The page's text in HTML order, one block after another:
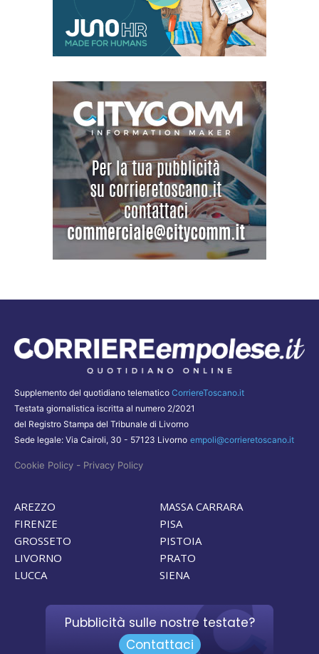
Supplemento del quotidiano telematico CorriereToscano.it
Testata giornalistica iscritta al numero 2/2021
del Registro Stampa del Tribunale di Livorno
Sede legale: Via Cairoli, 30 - 57123 Livorno empoli@corrieretoscano.it
Cookie Policy - Privacy Policy
AREZZO
FIRENZE
GROSSETO
LIVORNO
LUCCA
MASSA CARRARA
PISA
PISTOIA
PRATO
SIENA
Pubblicità sulle nostre testate?
Contattaci